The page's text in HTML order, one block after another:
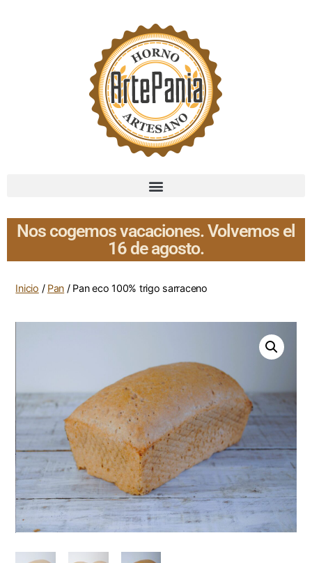
Nos cogemos vacaciones. Volvemos el
16 de agosto.
Inicio / Pan / Pan eco 100% trigo sarraceno